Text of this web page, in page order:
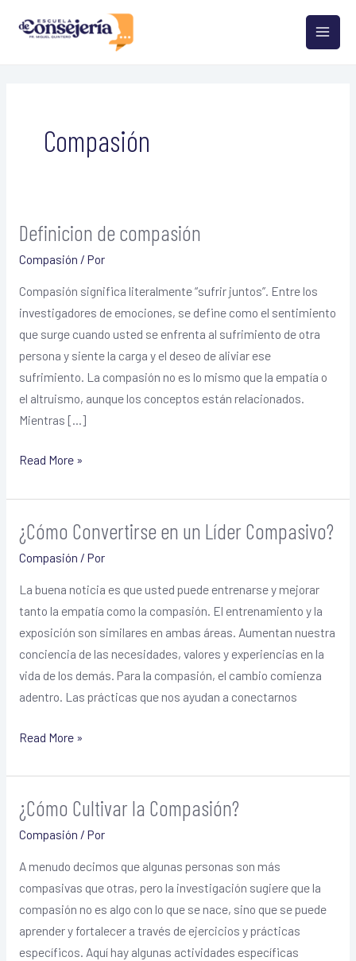
MAIN
Compasión
Definicion de compasión
Compasión / Por
Compasión significa literalmente “sufrir juntos”. Entre los
investigadores de emociones, se define como el sentimiento
que surge cuando usted se enfrenta al sufrimiento de otra
persona y siente la carga y el deseo de aliviar ese
sufrimiento. La compasión no es lo mismo que la empatía o
el altruismo, aunque los conceptos están relacionados.
Mientras […]
Definicion
Read More »
¿Cómo Convertirse en un Líder Compasivo?
Compasión / Por
La buena noticia es que usted puede entrenarse y mejorar
tanto la empatía como la compasión. El entrenamiento y la
exposición son similares en ambas áreas. Aumentan nuestra
conciencia de las necesidades, valores y experiencias en la
vida de los demás. Para la compasión, el cambio comienza
adentro. Las prácticas que nos ayudan a conectarnos
¿Cómo
un
Líder
Compasivo?
Read More »
¿Cómo Cultivar la Compasión?
Compasión / Por
A menudo decimos que algunas personas son más
compasivas que otras, pero la investigación sugiere que la
compasión no es algo con lo que se nace, sino que se puede
aprender y fortalecer a través de ejercicios y prácticas
específicos. Aquí hay algunas actividades específicas
¿Cómo
Compasión?